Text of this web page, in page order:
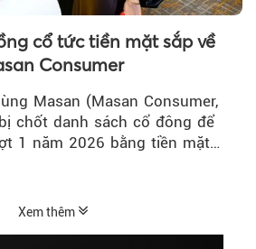
cổ tức tiền mặt sắp về
Consumer
Masan (Masan Consumer,
chốt danh sách cổ đông để
1 năm 2026 bằng tiền mặt
Xem thêm